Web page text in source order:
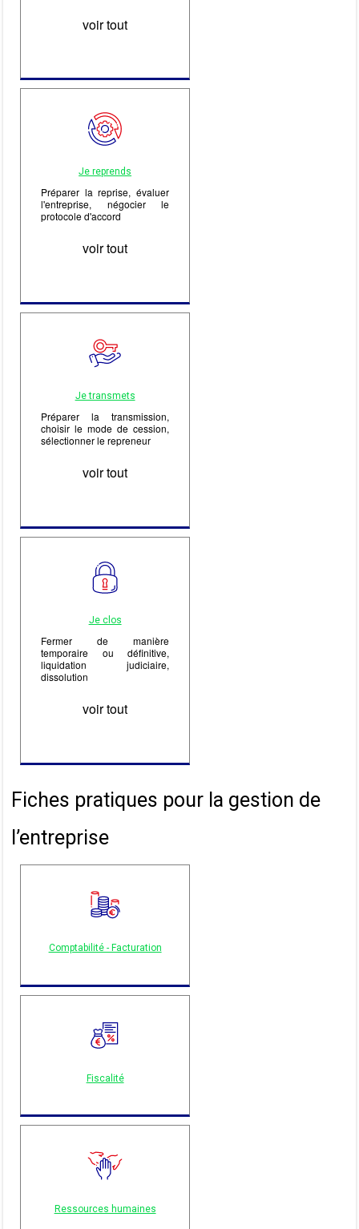
voir tout
Je reprends
Préparer la reprise, évaluer
l'entreprise, négocier le
protocole d'accord
voir tout
Je transmets
Préparer la transmission,
choisir le mode de cession,
sélectionner le repreneur
voir tout
Je clos
Fermer de manière
temporaire ou définitive,
liquidation judiciaire,
dissolution
voir tout
Fiches pratiques pour la gestion de
l’entreprise
Comptabilité - Facturation
Fiscalité
Ressources humaines